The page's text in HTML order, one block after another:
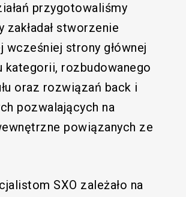
przygotowaliśmy
stworzenie
wcześniej strony głównej
kategorii, rozbudowanego
oraz rozwiązań back i
pozwalających na
powiązanych ze
SXO zależało na